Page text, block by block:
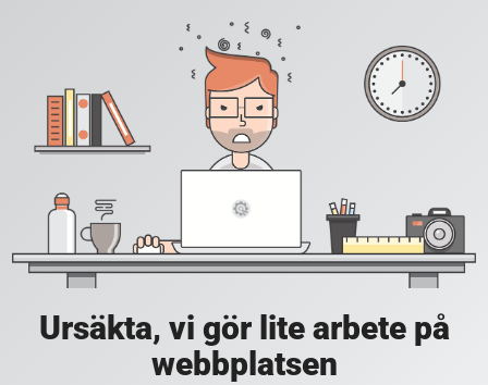
Ursäkta, vi gör lite arbete på
webbplatsen